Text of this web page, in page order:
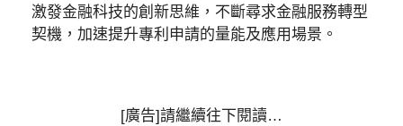
激發金融科技的創新思維，不斷尋求金融服務轉型
契機，加速提升專利申請的量能及應用場景。
[廣告]請繼續往下閱讀…